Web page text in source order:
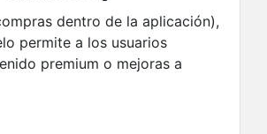
dentro de la aplicación),
permite a los usuarios
premium o mejoras a